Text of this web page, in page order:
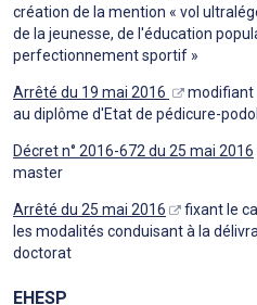
création de la mention « vol
de la jeunesse, de l'éducation
perfectionnement sportif »
Arrêté du 19 mai 2016
modifiant
au diplôme d'Etat de pédicure-
Décret n° 2016-672 du 25 mai 2016
master
Arrêté du 25 mai 2016
fixant le
les modalités conduisant à la
doctorat
EHESP